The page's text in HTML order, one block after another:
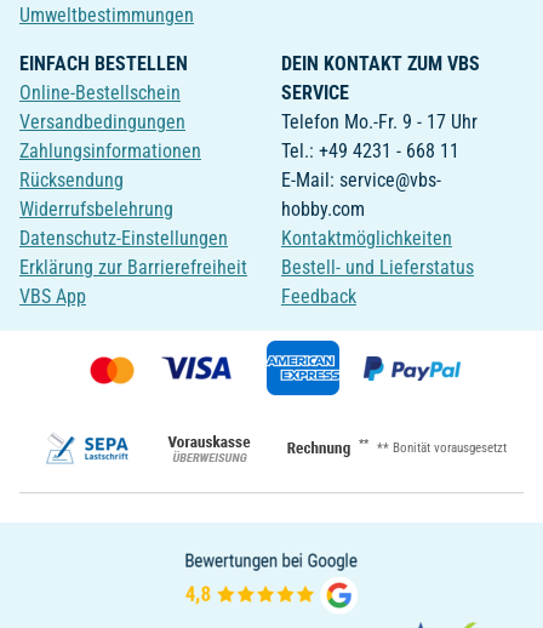
Umweltbestimmungen
EINFACH BESTELLEN
Online-Bestellschein
Versandbedingungen
Zahlungsinformationen
Rücksendung
Widerrufsbelehrung
Datenschutz-Einstellungen
Erklärung zur Barrierefreiheit
VBS App
DEIN KONTAKT ZUM VBS
SERVICE
Telefon Mo.-Fr. 9 - 17 Uhr
Tel.: +49 4231 - 668 11
E-Mail: service@vbs-
hobby.com
Kontaktmöglichkeiten
Bestell- und Lieferstatus
Feedback
** ** Bonität vorausgesetzt